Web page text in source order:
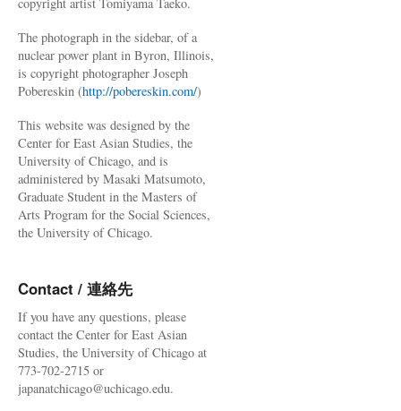
The photograph in the sidebar, of a
nuclear power plant in Byron, Illinois,
is copyright photographer Joseph
Pobereskin (http://pobereskin.com/)
This website was designed by the
Center for East Asian Studies, the
University of Chicago, and is
administered by Masaki Matsumoto,
Graduate Student in the Masters of
Arts Program for the Social Sciences,
the University of Chicago.
Contact / 連絡先
If you have any questions, please
contact the Center for East Asian
Studies, the University of Chicago at
773-702-2715 or
japanatchicago@uchicago.edu.